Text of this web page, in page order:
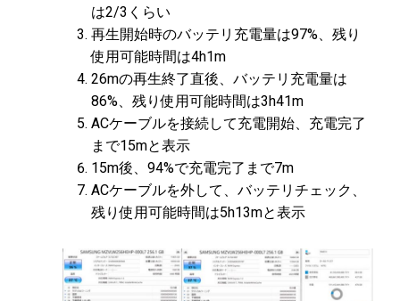
は2/3くらい
再生開始時のバッテリ充電量は97%、残り
使用可能時間は4h1m
26mの再生終了直後、バッテリ充電量は
86%、残り使用可能時間は3h41m
ACケーブルを接続して充電開始、充電完了
まで15mと表示
15m後、94%で充電完了まで7m
ACケーブルを外して、バッテリチェック、
残り使用可能時間は5h13mと表示